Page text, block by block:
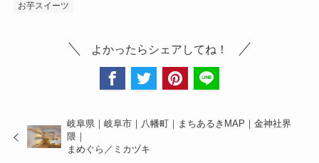
お芋スイーツ
よかったらシェアしてね！
岐阜県｜岐阜市｜八幡町｜まちあるきMAP｜金神社界
隈｜
まめぐら／ミカヅキ